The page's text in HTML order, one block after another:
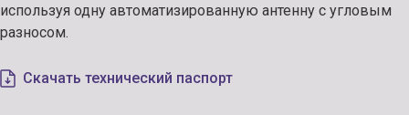
используя одну автоматизированную антенну с угловым
разносом.
Скачать технический паспорт